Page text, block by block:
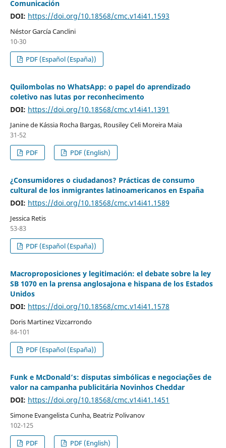
Comunicación
DOI: https://doi.org/10.18568/cmc.v14i41.1593
Néstor García Canclini
10-30
PDF (Español (España))
Quilombolas no WhatsApp: o papel do aprendizado
coletivo nas lutas por reconhecimento
DOI: https://doi.org/10.18568/cmc.v14i41.1391
Janine de Kássia Rocha Bargas, Rousiley Celi Moreira Maia
31-52
PDF
PDF (English)
¿Consumidores o ciudadanos? Prácticas de consumo
cultural de los inmigrantes latinoamericanos en España
DOI: https://doi.org/10.18568/cmc.v14i41.1589
Jessica Retis
53-83
PDF (Español (España))
Macroproposiciones y legitimación: el debate sobre la ley
SB 1070 en la prensa anglosajona e hispana de los Estados
Unidos
DOI: https://doi.org/10.18568/cmc.v14i41.1578
Doris Martinez Vizcarrondo
84-101
PDF (Español (España))
Funk e McDonald’s: disputas simbólicas e negociações de
valor na campanha publicitária Novinhos Cheddar
DOI: https://doi.org/10.18568/cmc.v14i41.1451
Simone Evangelista Cunha, Beatriz Polivanov
102-125
PDF
PDF (English)